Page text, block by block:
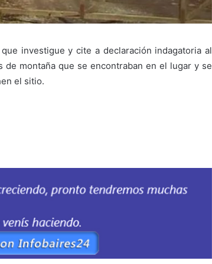
investigue y cite a declaración indagatoria al
montaña que se encontraban en el lugar y se
el sitio.